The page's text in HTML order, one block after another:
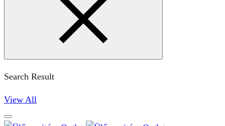
Search Result
View All